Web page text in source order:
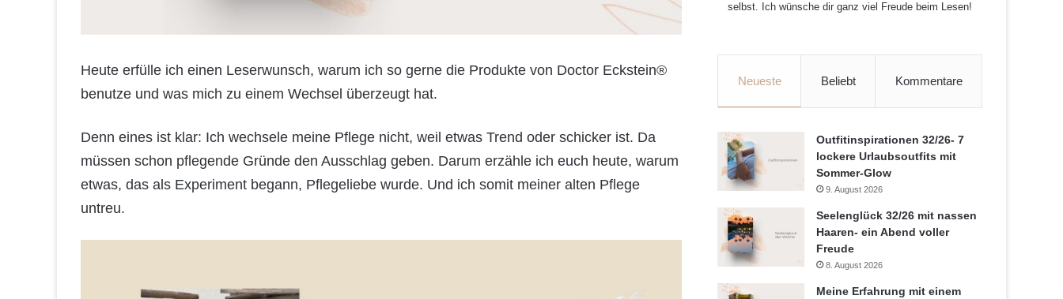
Heute erfülle ich einen Leserwunsch, warum ich so gerne die Produkte von Doctor Eckstein®
benutze und was mich zu einem Wechsel überzeugt hat.
Denn eines ist klar: Ich wechsele meine Pflege nicht, weil etwas Trend oder schicker ist. Da
müssen schon pflegende Gründe den Ausschlag geben. Darum erzähle ich euch heute, warum
etwas, das als Experiment begann, Pflegeliebe wurde. Und ich somit meiner alten Pflege
untreu.
selbst. Ich wünsche dir ganz viel Freude beim Lesen!
Neueste Beliebt Kommentare
Outfitinspirationen 32/26- 7
lockere Urlaubsoutfits mit
Sommer-Glow
9. August 2026
Seelenglück 32/26 mit nassen
Haaren- ein Abend voller
Freude
8. August 2026
Meine Erfahrung mit einem